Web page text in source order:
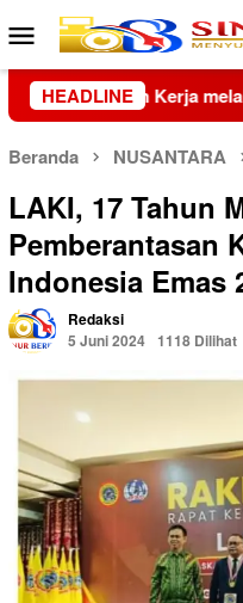
Loncat
ke
konten
Menu
Mobile
HEADLINE
di Riau dan Kepri
Beranda NUSANTARA
LAKI, 17 Tahun
Pemberantasan
Indonesia Emas
Redaksi
5 Juni 2024 1118 Dilihat